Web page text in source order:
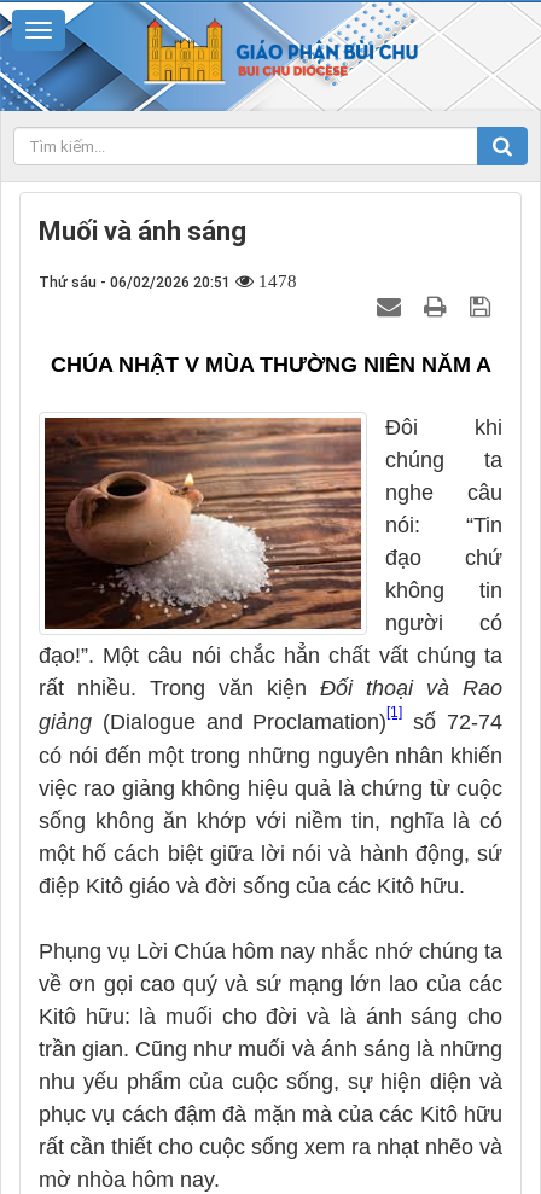
Muối và ánh sáng
Thứ sáu - 06/02/2026 20:51 1478
CHÚA NHẬT V MÙA THƯỜNG NIÊN NĂM A
Đôi khi
chúng ta
nghe câu
nói: “Tin
đạo chứ
không tin
người có
đạo!”. Một câu nói chắc hẳn chất vất chúng ta
rất nhiều. Trong văn kiện Đối thoại và Rao
giảng (Dialogue and Proclamation)[1]
số 72-74
có nói đến một trong những nguyên nhân khiến
việc rao giảng không hiệu quả là chứng từ cuộc
sống không ăn khớp với niềm tin, nghĩa là có
một hố cách biệt giữa lời nói và hành động, sứ
điệp Kitô giáo và đời sống của các Kitô hữu.
Phụng vụ Lời Chúa hôm nay nhắc nhớ chúng ta
về ơn gọi cao quý và sứ mạng lớn lao của các
Kitô hữu: là muối cho đời và là ánh sáng cho
trần gian. Cũng như muối và ánh sáng là những
nhu yếu phẩm của cuộc sống, sự hiện diện và
phục vụ cách đậm đà mặn mà của các Kitô hữu
rất cần thiết cho cuộc sống xem ra nhạt nhẽo và
mờ nhòa hôm nay.